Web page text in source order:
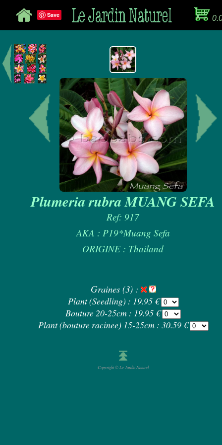
Save
Plumeria rubra MUANG SEFA
Ref: 917
AKA : P19*Muang Sefa
ORIGINE : Thailand
Graines (3) :
Plant (Seedling) : 19.95 €
Bouture 20-25cm : 19.95 €
Plant (bouture racinee) 15-25cm : 30.59 €
Copyright © Le Jardin Naturel